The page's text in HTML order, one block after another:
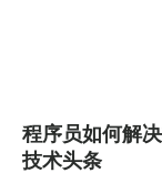
程序员如何解
技术头条